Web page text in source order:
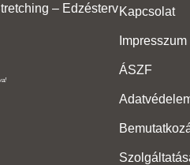
– EdzéstervKapcsolat
Impresszum
ÁSZF